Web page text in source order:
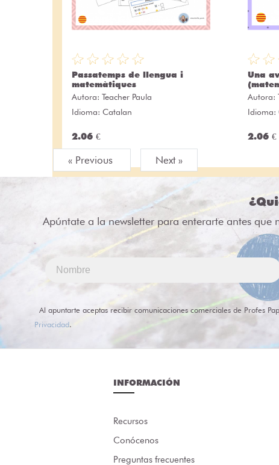
Passatemps de llengua i
matemàtiques
Autora: Teacher Paula
Idioma: Catalan
2.06 €
Una
Autora:
Idioma:
2.06 €
« Previous Next »
Apúntate a la newsletter para enterarte antes que
Al apuntarte aceptas recibir comunicaciones comerciales de Profes
Privacidad.
INFORMACIÓN
Recursos
Conócenos
Preguntas frecuentes